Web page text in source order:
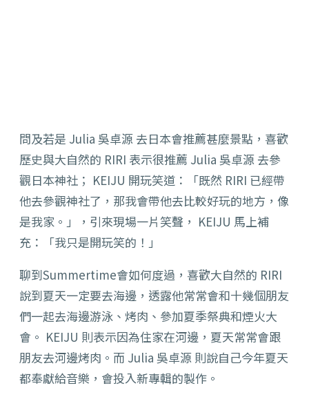
問及若是 Julia 吳卓源 去日本會推薦甚麼景點，喜歡
歷史與大自然的 RIRI 表示很推薦 Julia 吳卓源 去參
觀日本神社； KEIJU 開玩笑道：「既然 RIRI 已經帶
他去參觀神社了，那我會帶他去比較好玩的地方，像
是我家。」，引來現場一片笑聲， KEIJU 馬上補
充：「我只是開玩笑的！」
聊到Summertime會如何度過，喜歡大自然的 RIRI
說到夏天一定要去海邊，透露他常常會和十幾個朋友
們一起去海邊游泳、烤肉、參加夏季祭典和煙火大
會。 KEIJU 則表示因為住家在河邊，夏天常常會跟
朋友去河邊烤肉。而 Julia 吳卓源 則說自己今年夏天
都奉獻給音樂，會投入新專輯的製作。